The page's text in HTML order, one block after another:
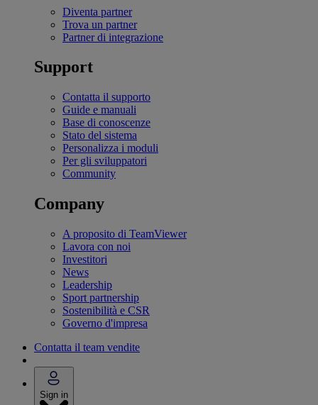
Diventa partner
Trova un partner
Partner di integrazione
Support
Contatta il supporto
Guide e manuali
Base di conoscenze
Stato del sistema
Personalizza i moduli
Per gli sviluppatori
Community
Company
A proposito di TeamViewer
Lavora con noi
Investitori
News
Leadership
Sport partnership
Sostenibilità e CSR
Governo d'impresa
Contatta il team vendite
Sign in